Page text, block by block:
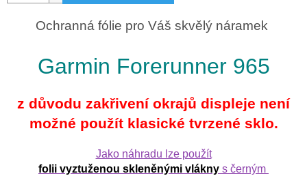
Ochranná fólie pro Váš skvělý náramek
Garmin Forerunner 965
z důvodu zakřivení okrajů displeje není
možné použít klasické tvrzené sklo.
Jako náhradu lze použít
folii vyztuženou skleněnými vlákny s černým